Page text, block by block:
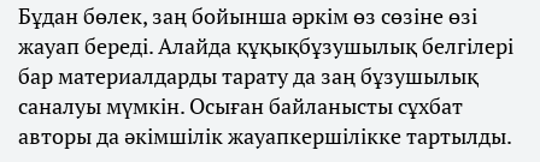
Бұдан бөлек, заң бойынша әркім өз сөзіне өзі
жауап береді. Алайда құқықбұзушылық белгілері
бар материалдарды тарату да заң бұзушылық
саналуы мүмкін. Осыған байланысты сұхбат
авторы да әкімшілік жауапкершілікке тартылды.